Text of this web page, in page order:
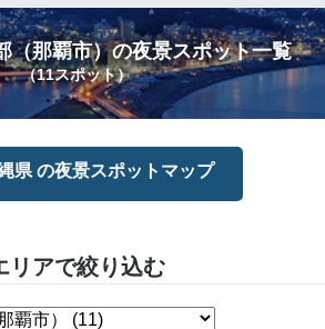
（那覇市）の夜景スポット一覧
（11スポット）
県 の夜景スポットマップ
リアで絞り込む